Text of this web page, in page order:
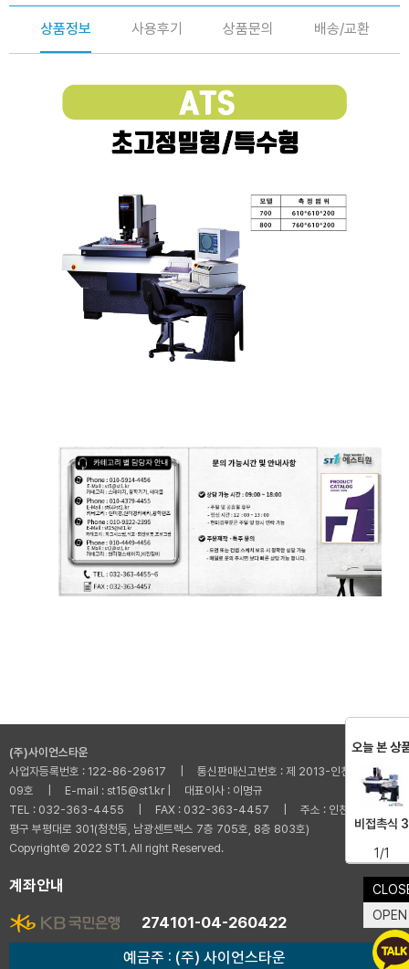
상품정보 사용후기 상품문의 배송/교환
(주)사이언스타운
사업자등록번호 : 122-86-29617 | 통신판매신고번호 : 제 2013-인천부평-001
09호 | E-mail : st15@st1.kr | 대표이사 : 이명규
TEL : 032-363-4455 | FAX : 032-363-4457 | 주소 : 인천광역시 부
평구 부평대로 301(청천동, 남광센트렉스 7층 705호, 8층 803호)
Copyright© 2022 ST1. All right Reserved.
계좌안내
274101-04-260422
예금주 : (주) 사이언스타운
OPEN
오늘 본 상
비접촉식 3
1/1